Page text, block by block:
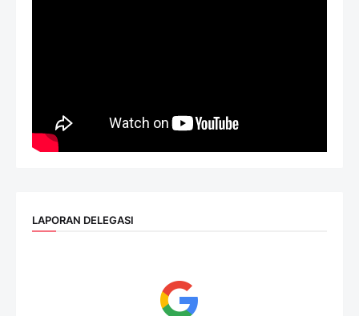
LAPORAN DELEGASI